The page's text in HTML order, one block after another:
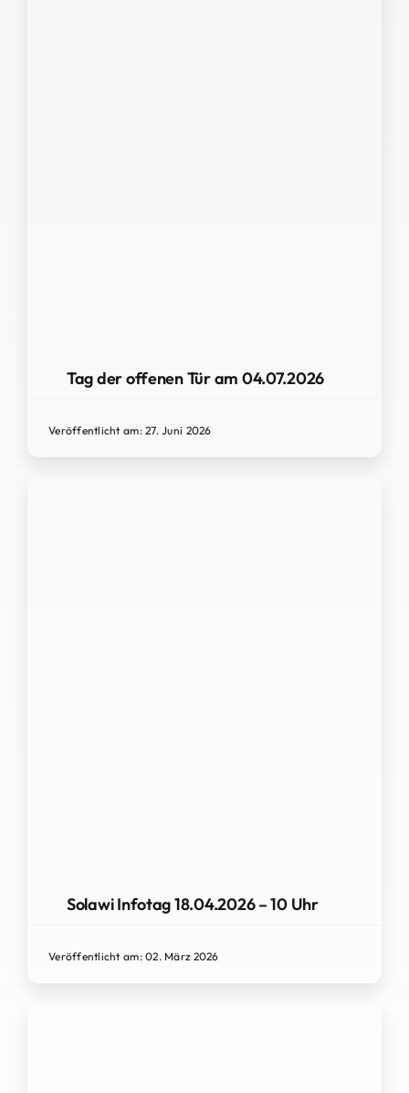
Tag der offenen Tür am 04.07.2026
Veröffentlicht am: 27. Juni 2026
Solawi Infotag 18.04.2026 – 10 Uhr
Veröffentlicht am: 02. März 2026